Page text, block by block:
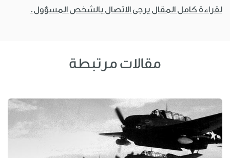
لقراءة كامل المقال يرجى الاتصال بالشخص المسؤول.
مقالات مرتبطة